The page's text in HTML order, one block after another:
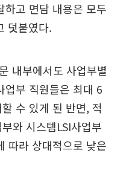
하고 면담 내용은 모두
덧붙였다.
내부에서도 사업부별
업부 직원들은 최대 6
수 있게 된 반면, 적
와 시스템LSI사업부
따라 상대적으로 낮은